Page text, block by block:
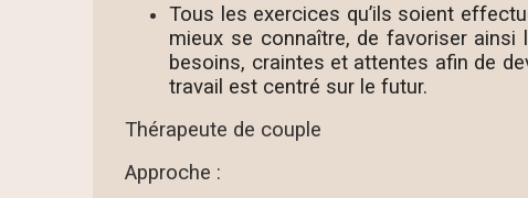
Tous les exercices qu’ils soient
mieux se connaître, de favoriser
besoins, craintes et attentes afin de
travail est centré sur le futur.
Thérapeute de couple
Approche :